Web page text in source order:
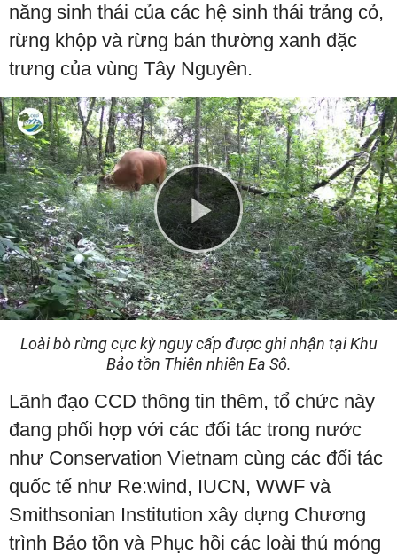
năng sinh thái của các hệ sinh thái trảng cỏ,
rừng khộp và rừng bán thường xanh đặc
trưng của vùng Tây Nguyên.
Play
Video
Loài bò rừng cực kỳ nguy cấp được ghi nhận tại Khu
Bảo tồn Thiên nhiên Ea Sô.
Lãnh đạo CCD thông tin thêm, tổ chức này
đang phối hợp với các đối tác trong nước
như Conservation Vietnam cùng các đối tác
quốc tế như Re:wind, IUCN, WWF và
Smithsonian Institution xây dựng Chương
trình Bảo tồn và Phục hồi các loài thú móng